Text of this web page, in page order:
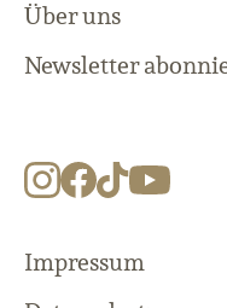
Über uns
Newsletter
Impressum